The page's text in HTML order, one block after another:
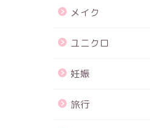
メイク
ユニクロ
妊娠
旅行